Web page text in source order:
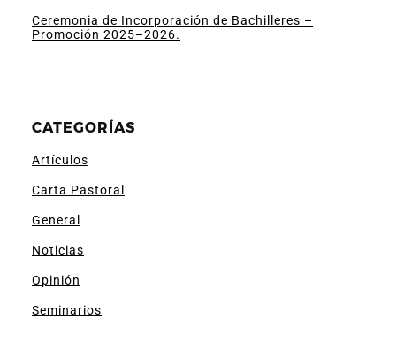
Ceremonia de Incorporación de Bachilleres –
Promoción 2025–2026.
CATEGORÍAS
Artículos
Carta Pastoral
General
Noticias
Opinión
Seminarios